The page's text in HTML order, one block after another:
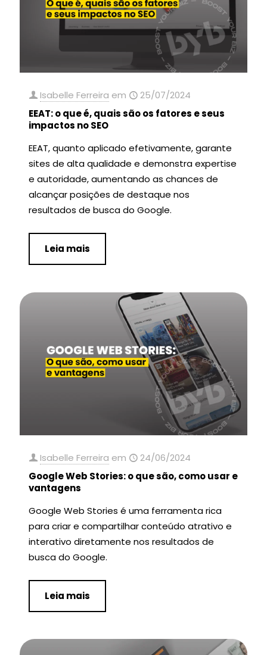
Isabelle Ferreira em
25/07/2024
EEAT: o que é, quais são os fatores e seus
impactos no SEO
EEAT, quanto aplicado efetivamente, garante
sites de alta qualidade e demonstra expertise
e autoridade, aumentando as chances de
alcançar posições de destaque nos
resultados de busca do Google.
Leia mais
Isabelle Ferreira em
24/06/2024
Google Web Stories: o que são, como usar e
vantagens
Google Web Stories é uma ferramenta rica
para criar e compartilhar conteúdo atrativo e
interativo diretamente nos resultados de
busca do Google.
Leia mais